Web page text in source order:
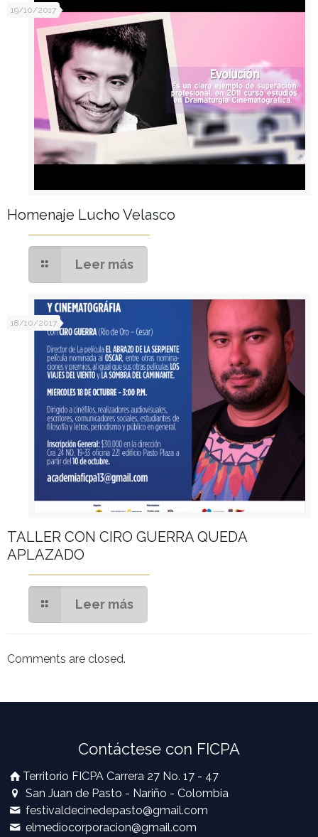
19/10/2017
Homenaje Lucho Velasco
Leer más
18/10/2017
​TALLER CON CIRO GUERRA QUEDA
APLAZADO
Leer más
Comments are closed.
Contáctese con FICPA
Territorio FICPA Carrera 27 No. 17 - 47
San Juan de Pasto - Nariño - Colombia
festivaldecinedepasto@gmail.com
elmediocorporacion@gmail.com